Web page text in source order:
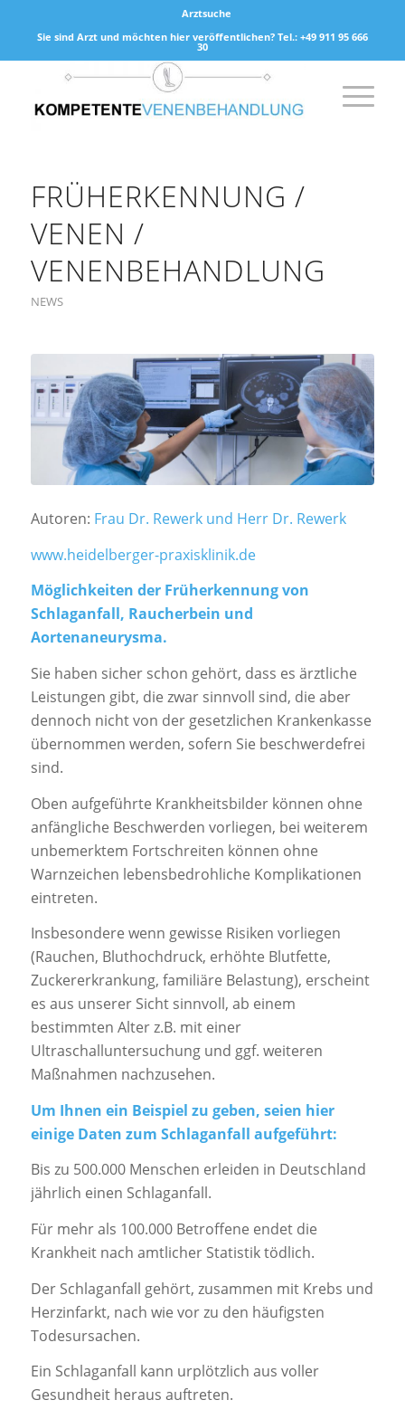
Arztsuche
Sie sind Arzt und möchten hier veröffentlichen? Tel.: +49 911 95 666
30
FRÜHERKENNUNG /
VENEN /
VENENBEHANDLUNG
NEWS
Autoren: Frau Dr. Rewerk und Herr Dr. Rewerk
www.heidelberger-praxisklinik.de
Möglichkeiten der Früherkennung von
Schlaganfall, Raucherbein und
Aortenaneurysma.
Sie haben sicher schon gehört, dass es ärztliche
Leistungen gibt, die zwar sinnvoll sind, die aber
dennoch nicht von der gesetzlichen Krankenkasse
übernommen werden, sofern Sie beschwerdefrei
sind.
Oben aufgeführte Krankheitsbilder können ohne
anfängliche Beschwerden vorliegen, bei weiterem
unbemerktem Fortschreiten können ohne
Warnzeichen lebensbedrohliche Komplikationen
eintreten.
Insbesondere wenn gewisse Risiken vorliegen
(Rauchen, Bluthochdruck, erhöhte Blutfette,
Zuckererkrankung, familiäre Belastung), erscheint
es aus unserer Sicht sinnvoll, ab einem
bestimmten Alter z.B. mit einer
Ultraschalluntersuchung und ggf. weiteren
Maßnahmen nachzusehen.
Um Ihnen ein Beispiel zu geben, seien hier
einige Daten zum Schlaganfall aufgeführt:
Bis zu 500.000 Menschen erleiden in Deutschland
jährlich einen Schlaganfall.
Für mehr als 100.000 Betroffene endet die
Krankheit nach amtlicher Statistik tödlich.
Der Schlaganfall gehört, zusammen mit Krebs und
Herzinfarkt, nach wie vor zu den häufigsten
Todesursachen.
Ein Schlaganfall kann urplötzlich aus voller
Gesundheit heraus auftreten.